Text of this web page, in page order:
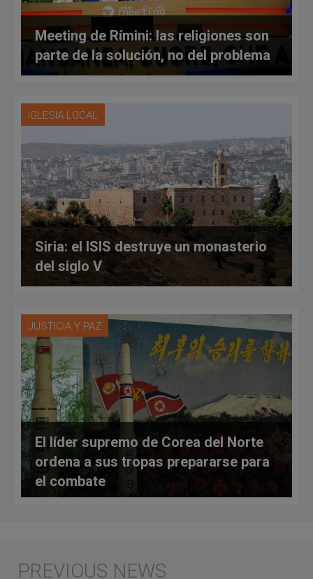
Meeting de Rímini: las religiones son
parte de la solución, no del problema
IGLESIA LOCAL
Siria: el ISIS destruye un monasterio
del siglo V
JUSTICIA Y PAZ
El líder supremo de Corea del Norte
ordena a sus tropas prepararse para
el combate